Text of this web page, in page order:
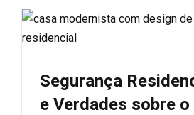
Segurança
e Verdades sobre o